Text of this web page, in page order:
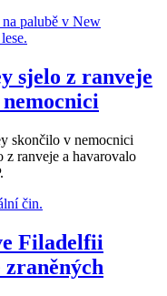
sjelo z ranveje
skončilo v nemocnici
z ranveje a havarovalo
Filadelfii